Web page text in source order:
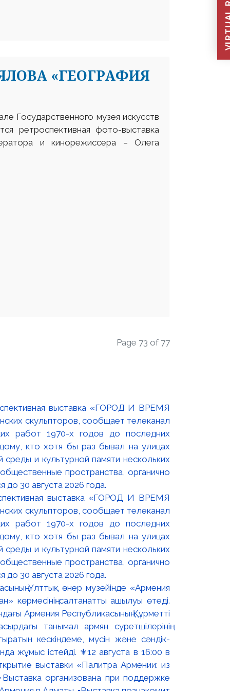
«ГЕОГРАФИЯ
Государственного музея искусств
ретроспективная фото-выставка
и кинорежиссера – Олега
Page 73 of 77
выставка «ГОРОД И ВРЕМЯ
скульпторов, сообщает телеканал
работ 1970-х годов до последних
кто хотя бы раз бывал на улицах
и культурной памяти нескольких
пространства, органично
30 августа 2026 года.